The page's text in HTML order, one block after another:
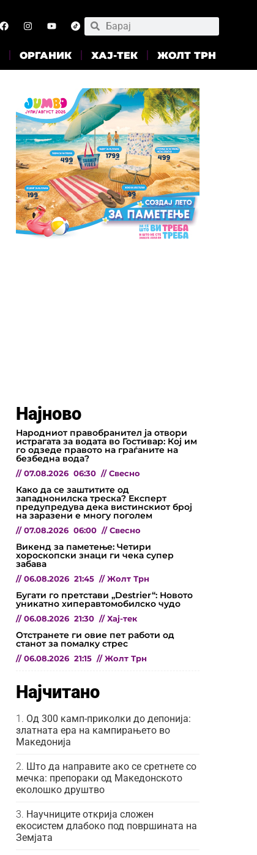
ОРГАНИК ХАЈ-ТЕК ЖОЛТ ТРН
Најново
Народниот правобранител ја отвори
истрагата за водата во Гостивар: Кој им
го одзеде правото на граѓаните на
безбедна вода?
// 07.08.2026 06:30 // Свесно
Како да се заштитите од
западнонилска треска? Експерт
предупредува дека вистинскиот број
на заразени е многу поголем
// 07.08.2026 06:00 // Свесно
Викенд за паметење: Четири
хороскопски знаци ги чека супер
забава
// 06.08.2026 21:45 // Жолт Трн
Бугати го претстави „Destrier“: Новото
уникатно хиперавтомобилско чудо
// 06.08.2026 21:30 // Хај-тек
Отстранете ги овие пет работи од
станот за помалку стрес
// 06.08.2026 21:15 // Жолт Трн
Најчитано
Од 300 камп-приколки до депонија:
златната ера на кампирањето во
Македонија
Што да направите ако се сретнете со
мечка: препораки од Македонското
еколошко друштво
Научниците открија сложен
екосистем длабоко под површината на
Земјата